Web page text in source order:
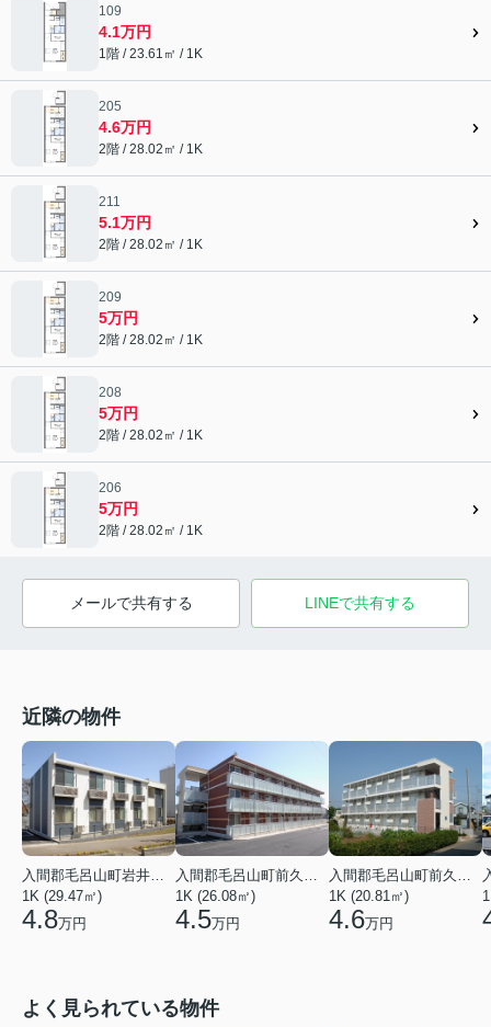
109
4.1万円
1階 / 23.61㎡ / 1K
205
4.6万円
2階 / 28.02㎡ / 1K
211
5.1万円
2階 / 28.02㎡ / 1K
209
5万円
2階 / 28.02㎡ / 1K
208
5万円
2階 / 28.02㎡ / 1K
206
5万円
2階 / 28.02㎡ / 1K
メールで共有する LINEで共有する
近隣の物件
1K (29.47㎡)
4.8万円
1K (26.08㎡)
4.5万円
1K (20.81㎡)
4.6万円
よく見られている物件